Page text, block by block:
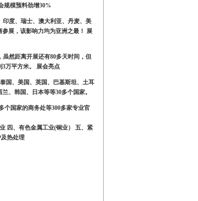
规模预料劲增30%
印度、瑞士、澳大利亚、丹麦、美
展，该影响力均为亚洲之最！ 展
虽然距离开展还有80多天时间，但
万平方米。 展会亮点
国、美国、英国、巴基斯坦、土耳
、韩国、日本等等30多个国家。
个国家的商务处等300多家专业官
四、有色金属工业(铜业）
五、紧
热处理